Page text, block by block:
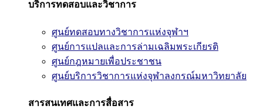
บริการทดสอบและวิชาการ
ศูนย์ทดสอบทางวิชาการแห่งจุฬาฯ
ศูนย์การแปลและการล่ามเฉลิมพระเกียรติ
ศูนย์กฎหมายเพื่อประชาชน
ศูนย์บริการวิชาการแห่งจุฬาลงกรณ์มหาวิทยาลัย
สารสนเทศและการสื่อสาร